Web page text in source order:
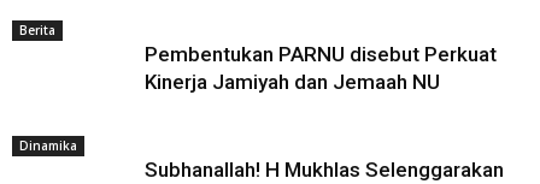
Berita
Pembentukan PARNU disebut Perkuat
Kinerja Jamiyah dan Jemaah NU
Dinamika
Subhanallah! H Mukhlas Selenggarakan